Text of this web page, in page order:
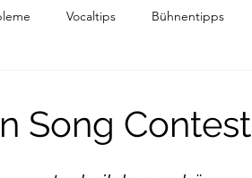
Vocaltips Bühnentipps
Song Contest